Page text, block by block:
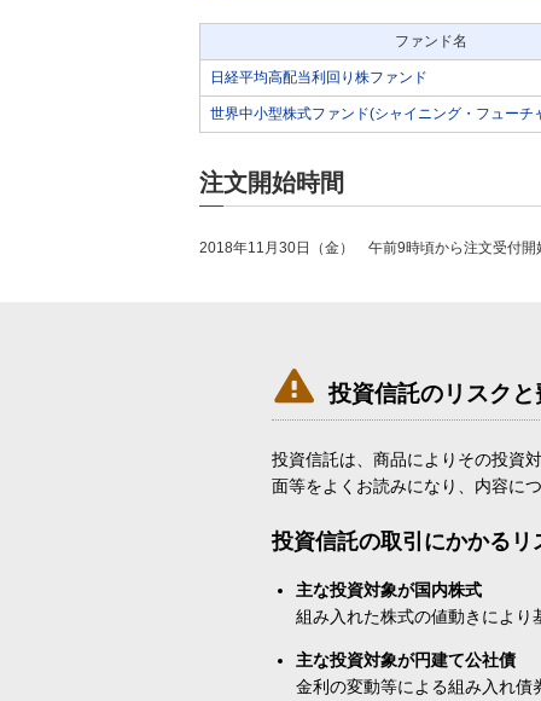
ファンド名
日経平均高配当利回り株ファンド
世界中小型株式ファンド(シャイニング・フューチ
注文開始時間
2018年11月30日（金） 午前9時頃から注文受付開
 投資信託のリスク
投資信託は、商品によりその投資
面等をよくお読みになり、内容に
投資信託の取引にかかるリ
主な投資対象が国内株式
組み入れた株式の値動きによ
主な投資対象が円建て公社債
金利の変動等による組み入れ